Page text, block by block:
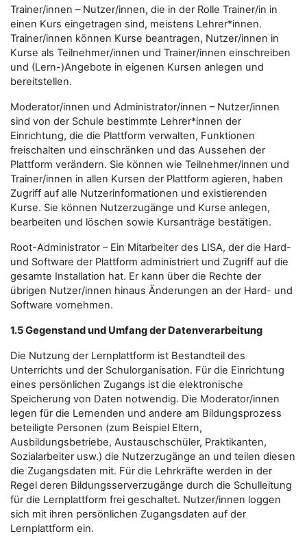
Trainer/innen – Nutzer/innen, die in der Rolle Trainer/in in
einen Kurs eingetragen sind, meistens Lehrer*innen.
Trainer/innen können Kurse beantragen, Nutzer/innen in
Kurse als Teilnehmer/innen und Trainer/innen einschreiben
und (Lern-)Angebote in eigenen Kursen anlegen und
bereitstellen.
Moderator/innen und Administrator/innen – Nutzer/innen
sind von der Schule bestimmte Lehrer*innen der
Einrichtung, die die Plattform verwalten, Funktionen
freischalten und einschränken und das Aussehen der
Plattform verändern. Sie können wie Teilnehmer/innen und
Trainer/innen in allen Kursen der Plattform agieren, haben
Zugriff auf alle Nutzerinformationen und existierenden
Kurse. Sie können Nutzerzugänge und Kurse anlegen,
bearbeiten und löschen sowie Kursanträge bestätigen.
Root-Administrator – Ein Mitarbeiter des LISA, der die Hard-
und Software der Plattform administriert und Zugriff auf die
gesamte Installation hat. Er kann über die Rechte der
übrigen Nutzer/innen hinaus Änderungen an der Hard- und
Software vornehmen.
1.5 Gegenstand und Umfang der Datenverarbeitung
Die Nutzung der Lernplattform ist Bestandteil des
Unterrichts und der Schulorganisation. Für die Einrichtung
eines persönlichen Zugangs ist die elektronische
Speicherung von Daten notwendig. Die Moderator/innen
legen für die Lernenden und andere am Bildungsprozess
beteiligte Personen (zum Beispiel Eltern,
Ausbildungsbetriebe, Austauschschüler, Praktikanten,
Sozialarbeiter usw.) die Nutzerzugänge an und teilen diesen
die Zugangsdaten mit. Für die Lehrkräfte werden in der
Regel deren Bildungsserverzugänge durch die Schulleitung
für die Lernplattform frei geschaltet. Nutzer/innen loggen
sich mit ihren persönlichen Zugangsdaten auf der
Lernplattform ein.